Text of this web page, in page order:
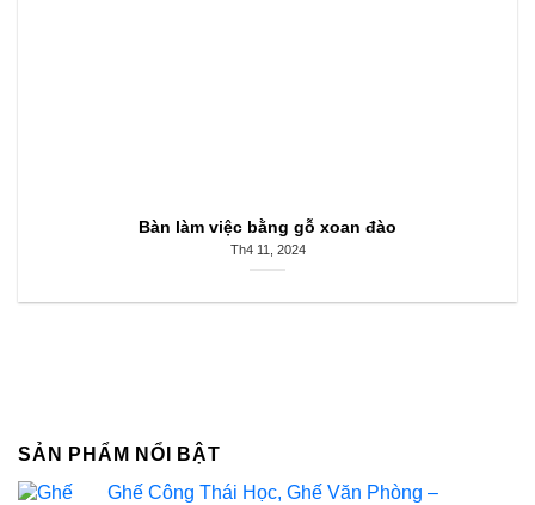
Bàn làm việc bằng gỗ xoan đào
Th4 11, 2024
SẢN PHẨM NỔI BẬT
Ghế Công Thái Học, Ghế Văn Phòng –